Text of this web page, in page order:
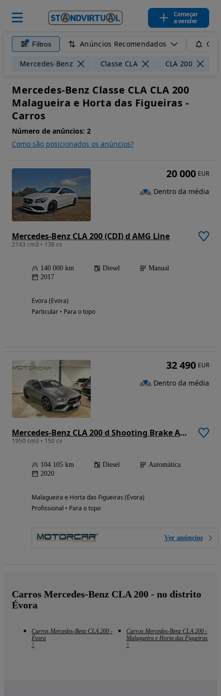
Começar
a vender
Filtros Anúncios Recomendados
Mercedes-Benz Classe CLA CLA 200
Mercedes-Benz Classe CLA CLA 200
Malagueira e Horta das Figueiras -
Carros
Número de anúncios: 2
Como são posicionados os anúncios?
Mercedes-Benz CLA 200 (CDI) d AMG Line
2143 cm3 • 136 cv
140 000 km Diesel
Manual
2017
Évora (Évora)
Particular • Para o topo
20 000 EUR
Dentro da média
Mercedes-Benz CLA 200 d Shooting Brake AMG Line Aut.
1950 cm3 • 150 cv
104 105 km Diesel
Automática
2020
Malagueira e Horta das Figueiras (Évora)
Profissional • Para o topo
Ver anúncios
32 490 EUR
Dentro da média
Carros Mercedes-Benz CLA 200 - no distrito
Évora
Carros Mercedes-Benz CLA 200 -
Évora
1
Carros Mercedes-Benz CLA 200 -
Malagueira e Horta das Figueiras
1